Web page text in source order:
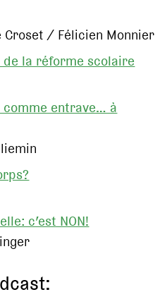
Croset / Félicien Monnier
de la réforme scolaire
entrave… à
c’est NON!